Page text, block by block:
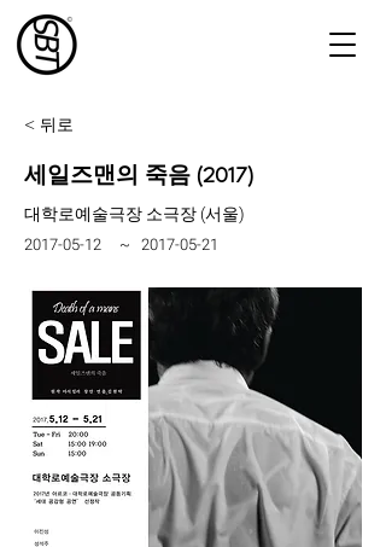
< 뒤로
세일즈맨의 죽음 (2017)
대학로예술극장 소극장 (서울)
2017-05-12 ~ 2017-05-21